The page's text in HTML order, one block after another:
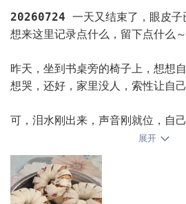
置，班级均分680.3，他680，甚至
道他心里肯定难受，我也是觉得很
皮都麻了，人也懵了，跌坐在椅子
神来的时候，脑子飞速旋转，这个
错，结果跌到了100+，最后只能在
间选，小宋想去北京，那就人大计
北大强基线673（但我们没报），
上了十天强基课，想着数学没考好
认真真准备呢，结果线都没上。
20260724 一天又结束了，眼皮
想来这里记录点什么，留下点什么～
昨天，坐到书桌旁的椅子上，想想
想哭，还好，家里没人，索性让自己
可，泪水刚出来，声音刚就位，自
干嘛吧，哭有啥用，屁事不顶。
一个强大的声音仿佛在告我：把当
好，然后你就会好起来。
展开